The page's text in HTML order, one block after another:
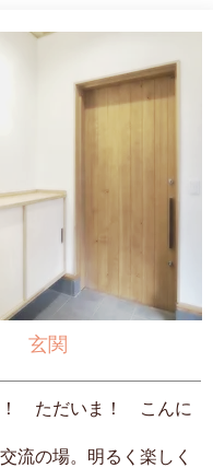
玄関
！ ただいま！ こんに
流の場。明るく楽しく